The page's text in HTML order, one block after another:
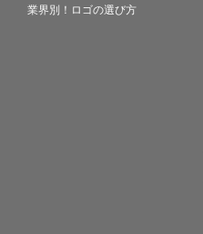
業界別！ロゴの選び方